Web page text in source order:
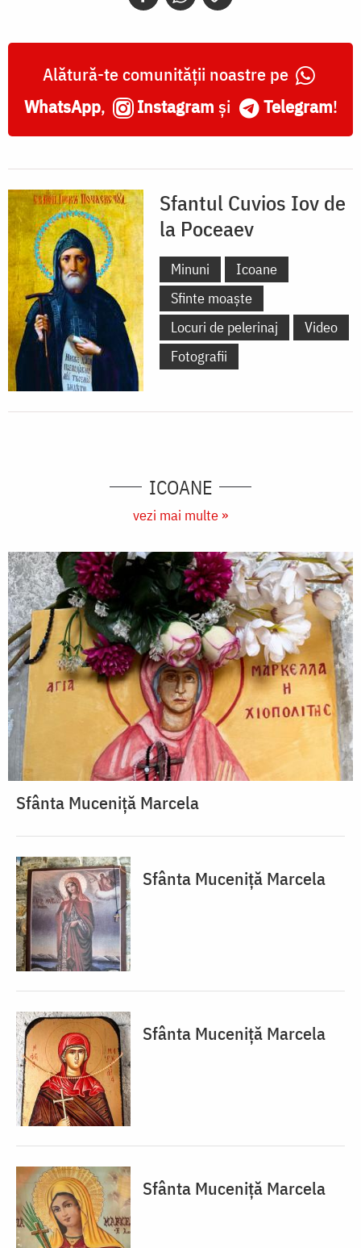
Alătură-te comunității noastre pe
WhatsApp, Instagram și Telegram!
Sfantul Cuvios Iov de
la Poceaev
Minuni
Icoane
Sfinte moaște
Locuri de pelerinaj
Video
Fotografii
ICOANE
vezi mai multe »
Sfânta Muceniță Marcela
Sfânta Muceniță Marcela
Sfânta Muceniță Marcela
Sfânta Muceniță Marcela